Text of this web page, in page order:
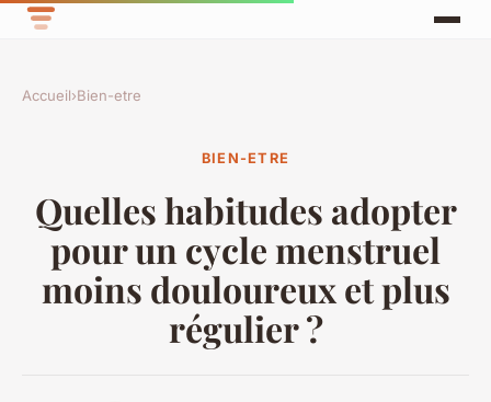
Accueil›Bien-etre
BIEN-ETRE
Quelles habitudes adopter
pour un cycle menstruel
moins douloureux et plus
régulier ?